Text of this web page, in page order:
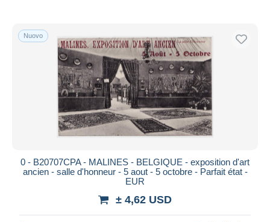
Nuovo
0 - B20707CPA - MALINES - BELGIQUE - exposition d'art
ancien - salle d'honneur - 5 aout - 5 octobre - Parfait état -
EUR
± 4,62 USD